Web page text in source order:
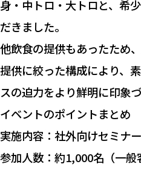
身・中トロ・大トロと、希
だきました。
他飲食の提供もあったため
提供に絞った構成により、
スの迫力をより鮮明に印象
イベントのポイントまとめ
実施内容：社外向けセミナ
参加人数：約1,000名（一般